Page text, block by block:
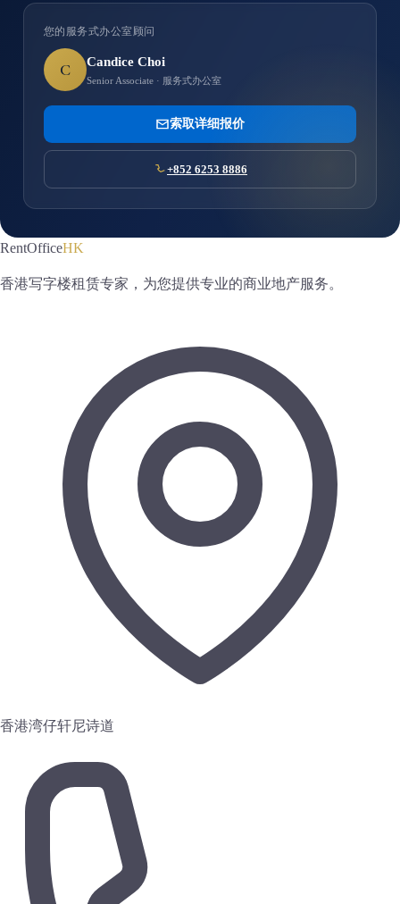
您的服务式办公室顾问
C Candice Choi
Senior Associate · 服务式办公室
索取详细报价
+852 6253 8886
RentOfficeHK
香港写字楼租赁专家，为您提供专业的商业地产服务。
香港湾仔轩尼诗道